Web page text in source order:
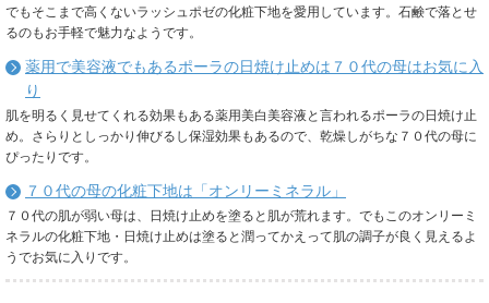
でもそこまで高くないラッシュポゼの化粧下地を愛用しています。石鹸で落とせ
るのもお手軽で魅力なようです。
薬用で美容液でもあるポーラの日焼け止めは７０代の母はお気に入
り
肌を明るく見せてくれる効果もある薬用美白美容液と言われるポーラの日焼け止
め。さらりとしっかり伸びるし保湿効果もあるので、乾燥しがちな７０代の母に
ぴったりです。
７０代の母の化粧下地は「オンリーミネラル」
７０代の肌が弱い母は、日焼け止めを塗ると肌が荒れます。でもこのオンリーミ
ネラルの化粧下地・日焼け止めは塗ると潤ってかえって肌の調子が良く見えるよ
うでお気に入りです。